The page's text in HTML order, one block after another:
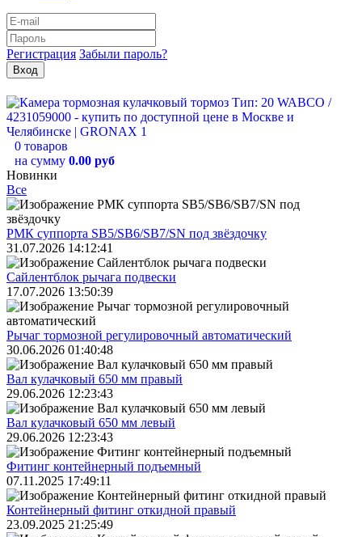
Регистрация Забыли пароль?
0 товаров
на сумму 0.00 руб
Новинки
Все
РМК суппорта SB5/SB6/SB7/SN под звёздочку
31.07.2026 14:12:41
Сайлентблок рычага подвески
17.07.2026 13:50:39
Рычаг тормозной регулировочный автоматический
30.06.2026 01:40:48
Вал кулачковый 650 мм правый
29.06.2026 12:23:43
Вал кулачковый 650 мм левый
29.06.2026 12:23:43
Фитинг контейнерный подъемный
07.11.2025 17:49:11
Контейнерный фитинг откидной правый
23.09.2025 21:25:49